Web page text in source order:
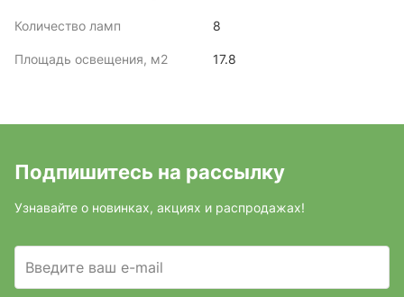
Количество ламп 8
Площадь освещения, м2 17.8
Подпишитесь на рассылку
Узнавайте о новинках, акциях и распродажах!
Введите ваш e-mail